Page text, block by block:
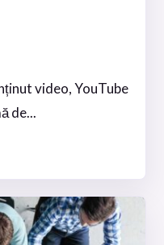
video, YouTube
de...